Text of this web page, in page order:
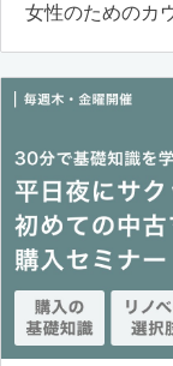
女性のためのカ